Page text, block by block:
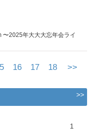
2025年大大大忘年会ライ
16 17 18 >>
>>
1